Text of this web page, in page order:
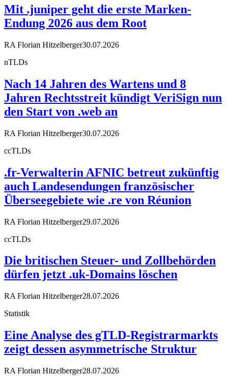
Mit .juniper geht die erste Marken-
Endung 2026 aus dem Root
RA Florian Hitzelberger30.07.2026
nTLDs
Nach 14 Jahren des Wartens und 8
Jahren Rechtsstreit kündigt VeriSign nun
den Start von .web an
RA Florian Hitzelberger30.07.2026
ccTLDs
.fr-Verwalterin AFNIC betreut zukünftig
auch Landesendungen französischer
Überseegebiete wie .re von Réunion
RA Florian Hitzelberger29.07.2026
ccTLDs
Die britischen Steuer- und Zollbehörden
dürfen jetzt .uk-Domains löschen
RA Florian Hitzelberger28.07.2026
Statistik
Eine Analyse des gTLD-Registrarmarkts
zeigt dessen asymmetrische Struktur
RA Florian Hitzelberger28.07.2026